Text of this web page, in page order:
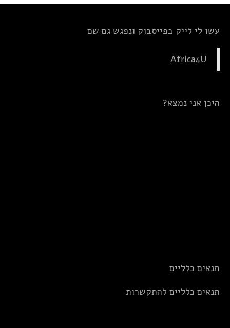
עשו לי לייק בפייסבוק ונפגש גם שם
Africa4U
היכן אני נמצא?
תנאים כלליים
תנאים כלליים להתקשרות